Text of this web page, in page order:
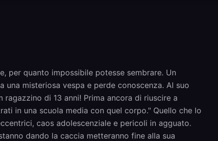
per quanto impossibile potesse sembrare. Un
misteriosa vespa e perde conoscenza. Al suo
di 13 anni! Prima ancora di riuscire a
in una scuola media con quel corpo." Quello che lo
caos adolescenziale e pericoli in agguato.
dando la caccia metteranno fine alla sua